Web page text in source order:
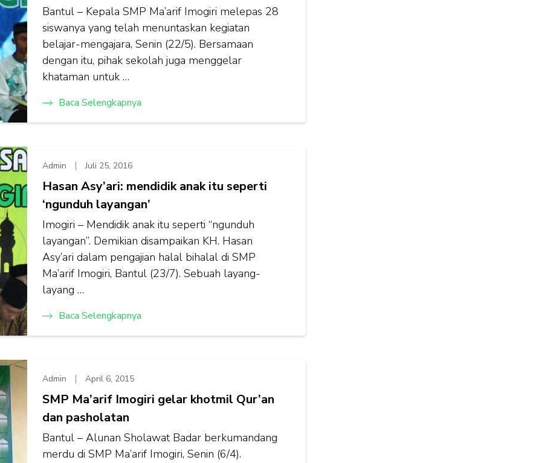
Bantul – Kepala SMP Ma’arif Imogiri melepas 28
siswanya yang telah menuntaskan kegiatan
belajar-mengajara, Senin (22/5). Bersamaan
dengan itu, pihak sekolah juga menggelar
khataman untuk …
Baca Selengkapnya
Admin Juli 25, 2016
Hasan Asy’ari: mendidik anak itu seperti
‘ngunduh layangan’
Imogiri – Mendidik anak itu seperti “ngunduh
layangan”. Demikian disampaikan KH. Hasan
Asy’ari dalam pengajian halal bihalal di SMP
Ma’arif Imogiri, Bantul (23/7). Sebuah layang-
layang …
Baca Selengkapnya
Admin April 6, 2015
SMP Ma’arif Imogiri gelar khotmil Qur’an
dan pasholatan
Bantul – Alunan Sholawat Badar berkumandang
merdu di SMP Ma’arif Imogiri, Senin (6/4).